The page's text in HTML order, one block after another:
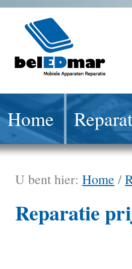
Home
U bent hier: Home /
Reparatie